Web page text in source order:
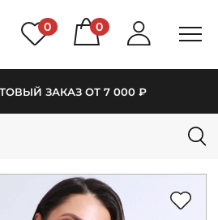
0 0
ЗАКАЗ ОТ 7 000 ₽